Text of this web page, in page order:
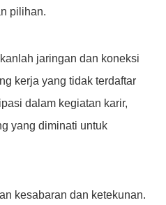
pilihan.
jaringan dan koneksi
kerja yang tidak terdaftar
dalam kegiatan karir,
yang diminati untuk
kesabaran dan ketekunan.